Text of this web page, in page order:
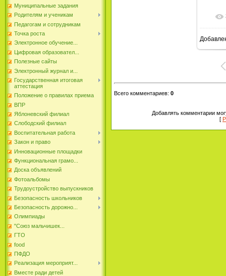
Муниципальные задания
Родителям и ученикам
Педагогам и сотрудникам
Точка роста
Электронное обучение...
Цифровая образовател...
Полезные сайты
Электронный журнал и...
Государственная итоговая
аттестация
Положение о правилах приема
ВПР
Яблоневский филиал
Слободский филиал
Воспитательная работа
Закон и право
Инновационные площадки
Функциональная грамо...
Доска объявлений
Фотоальбомы
Трудоустройство выпускников
Безопасность школьников
Безопасность дорожно...
Олимпиады
"Союз мальчишек...
ГТО
food
ПФДО
Реализация мероприят...
Вместе ради детей
Всего комментариев: 0
Добавлять комментарии
[